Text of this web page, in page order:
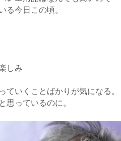
る今日この頃。
しみ
ていくことばかりが気になる。
思っているのに。